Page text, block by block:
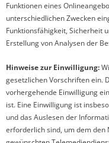
Funktionen eines
unterschiedlichen Zwecken
Funktionsfähigkeit, Sicherheit
Erstellung von Analysen der
Hinweise zur Einwilligung:
gesetzlichen Vorschriften ein.
vorhergehende Einwilligung
ist. Eine Einwilligung ist
und das Auslesen der
erforderlich sind, um dem den